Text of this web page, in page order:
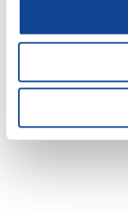
cooperazione nelle
La possibilità
Consiglio